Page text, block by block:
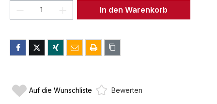
Produkt Anzahl: Gib den
In den Warenkorb
Auf die Wunschliste Bewerten